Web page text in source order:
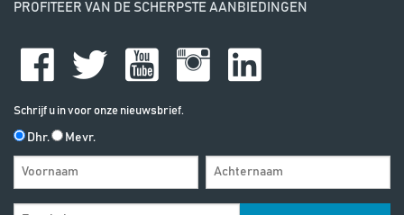
PROFITEER VAN DE SCHERPSTE AANBIEDINGEN
Schrijf u in voor onze nieuwsbrief.
Dhr. Mevr.